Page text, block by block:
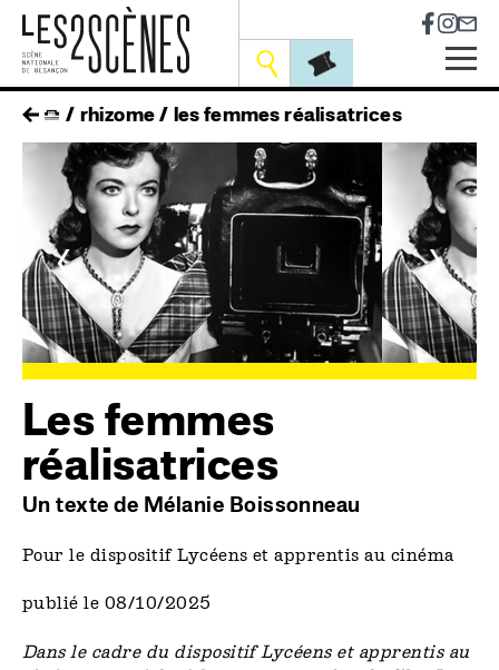
Skip
main
navigation
Outils
fil
d'ariane
rhizome les femmes réalisatrices
< >
Les femmes
réalisatrices
Un texte de Mélanie Boissonneau
Pour le dispositif Lycéens et apprentis au cinéma
publié le 08/10/2025
Dans le cadre du dispositifLycéens et apprentis au